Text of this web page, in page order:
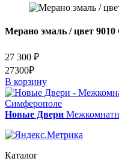
Мерано эмаль / цвет 9010
27 300 ₽
27300₽
В корзину
Новые Двери
Каталог